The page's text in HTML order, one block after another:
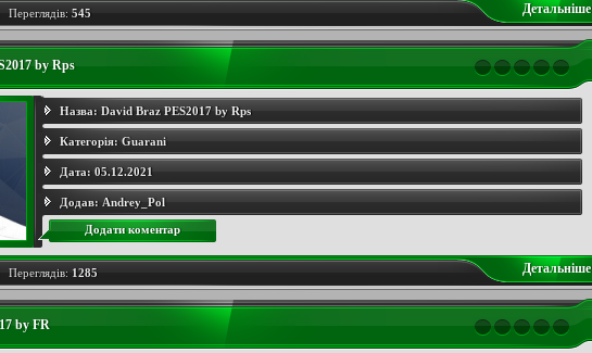
Переглядів: 545 Детальнiше
by Rps
Назва: David Braz PES2017 by Rps
Категорія: Guarani
Дата: 05.12.2021
Додав: Andrey_Pol
Додати коментар
Переглядів: 1285 Детальнiше
by FR